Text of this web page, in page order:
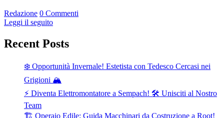
Redazione 0 Commenti
Leggi il seguito
Recent Posts
❄️ Opportunità Invernale! Estetista con Tedesco Cercasi nei
Grigioni 🏔️
⚡ Diventa Elettromontatore a Sempach! 🛠️ Unisciti al Nostro
Team
🏗️ Operaio Edile: Guida Macchinari da Costruzione a Root!